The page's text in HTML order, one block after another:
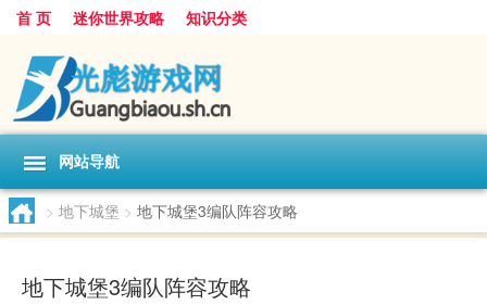
首 页 迷你世界攻略 知识分类
网站导航
> 地下城堡 > 地下城堡3编队阵容攻略
地下城堡3编队阵容攻略